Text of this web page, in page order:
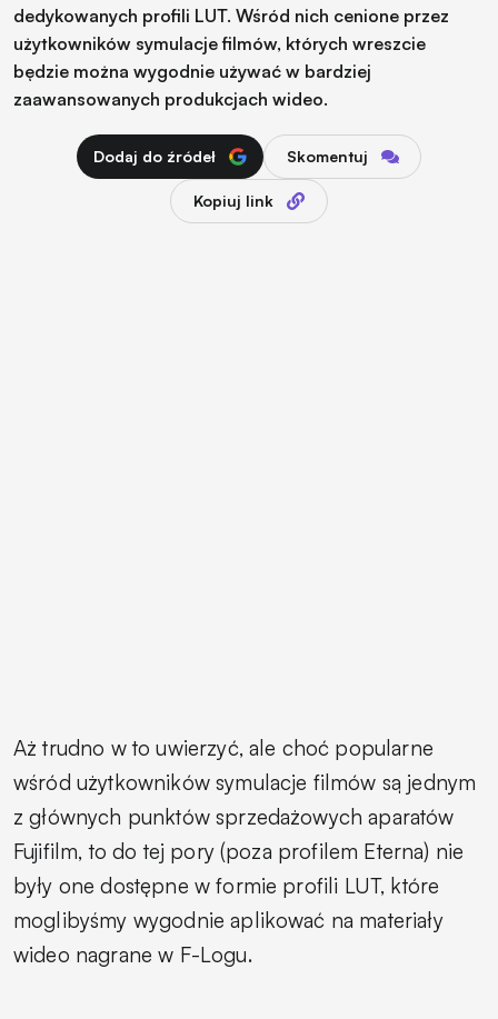
dedykowanych profili LUT. Wśród nich cenione przez
użytkowników symulacje filmów, których wreszcie
będzie można wygodnie używać w bardziej
zaawansowanych produkcjach wideo.
Dodaj do źródeł Skomentuj
Kopiuj link
Aż trudno w to uwierzyć, ale choć popularne
wśród użytkowników symulacje filmów są jednym
z głównych punktów sprzedażowych aparatów
Fujifilm, to do tej pory (poza profilem Eterna) nie
były one dostępne w formie profili LUT, które
moglibyśmy wygodnie aplikować na materiały
wideo nagrane w F-Logu.